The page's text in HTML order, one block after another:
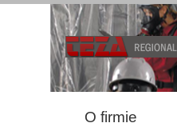
O firmie